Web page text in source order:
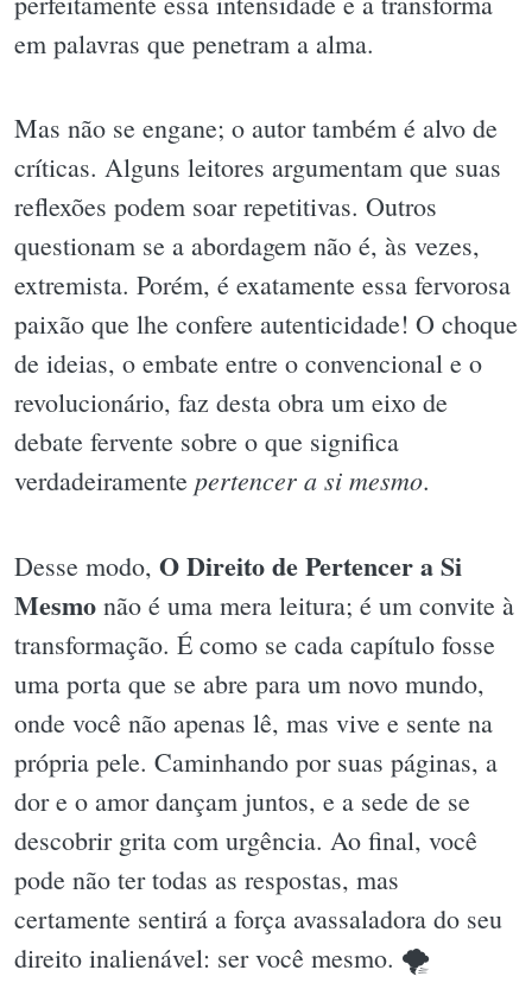
em palavras que penetram a alma.
Mas não se engane; o autor também é alvo de
críticas. Alguns leitores argumentam que suas
reflexões podem soar repetitivas. Outros
questionam se a abordagem não é, às vezes,
extremista. Porém, é exatamente essa fervorosa
paixão que lhe confere autenticidade! O choque
de ideias, o embate entre o convencional e o
revolucionário, faz desta obra um eixo de
debate fervente sobre o que significa
verdadeiramente pertencer a si mesmo.
Desse modo, O Direito de Pertencer a Si
Mesmo não é uma mera leitura; é um convite à
transformação. É como se cada capítulo fosse
uma porta que se abre para um novo mundo,
onde você não apenas lê, mas vive e sente na
própria pele. Caminhando por suas páginas, a
dor e o amor dançam juntos, e a sede de se
descobrir grita com urgência. Ao final, você
pode não ter todas as respostas, mas
certamente sentirá a força avassaladora do seu
direito inalienável: ser você mesmo. 🌪